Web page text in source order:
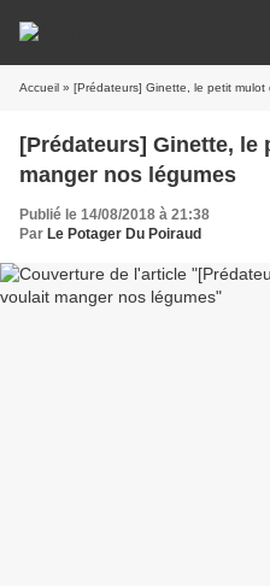
Accueil » [Prédateurs] Ginette, le petit
[Prédateurs] Ginette,
manger nos légumes
Publié le 14/08/2018 à 21:38
Par Le Potager Du Poiraud